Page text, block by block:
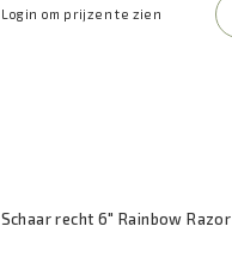
Login om prijzen te zien
Schaar recht 6" Rainbow Razor